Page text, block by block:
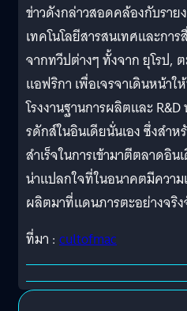
ข่าวดังกล่าวสอดคล้องกับรา
เทคโนโลยีสารสนเทศและกา
จากทวีปต่างๆ ทั้งจาก ยุโรป,
แอฟริกา เพื่อเจรจาเดินหน้า
โรงงานฐานการผลิตและ
รดักส์ในอินเดียนั่นเอง ซึ่งสำ
สำเร็จในการเข้ามาตีตลาดอิ
น่าแปลกใจที่ในอนาคตมีความ
ผลิตมาที่แดนภารตะอย่างจริง
ที่มา : cultofmac